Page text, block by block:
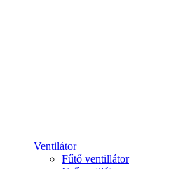
Ventilátor
Fűtő ventillátor